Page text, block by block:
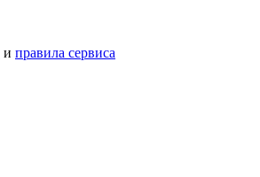
и правила сервиса